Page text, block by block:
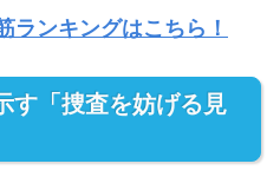
ンキングはこちら！
す「捜査を妨げる見